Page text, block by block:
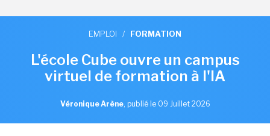
EMPLOI / FORMATION
L'école Cube ouvre un campus
virtuel de formation à l'IA
Véronique Arène, publié le 09 Juillet 2026